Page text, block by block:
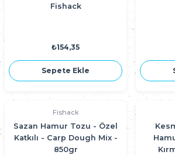
Fishack
₺154,35
Sepete Ekle
Fishack
Sazan Hamur Tozu - Özel
Katkılı - Carp Dough Mix -
850gr